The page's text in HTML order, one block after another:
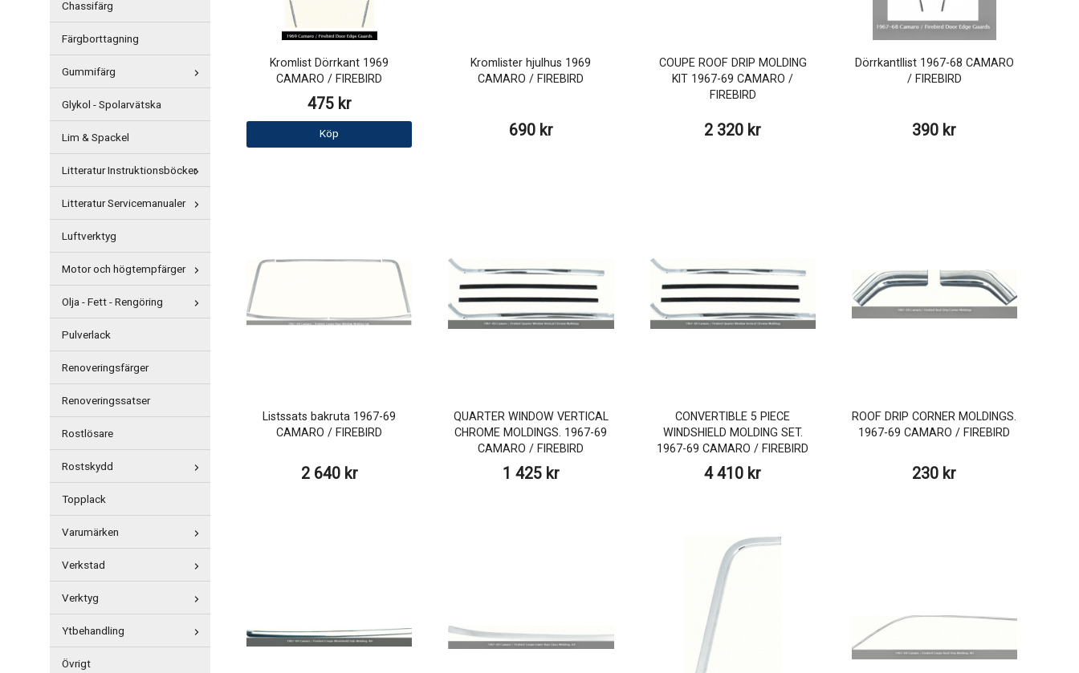
Chassifärg
Färgborttagning
Gummifärg
Glykol - Spolarvätska
Lim & Spackel
Litteratur Instruktionsböcker
Litteratur Servicemanualer
Luftverktyg
Motor och högtempfärger
Olja - Fett - Rengöring
Pulverlack
Renoveringsfärger
Renoveringssatser
Rostlösare
Rostskydd
Topplack
Varumärken
Verkstad
Verktyg
Ytbehandling
Övrigt
Kromlist Dörrkant 1969
CAMARO / FIREBIRD
475 kr
Köp
Kromlister hjulhus 1969
CAMARO / FIREBIRD
690 kr
COUPE ROOF DRIP MOLDING
KIT 1967-69 CAMARO /
FIREBIRD
2 320 kr
Dörrkantllist 1967-68 CAMARO
/ FIREBIRD
390 kr
Listssats bakruta 1967-69
CAMARO / FIREBIRD
2 640 kr
QUARTER WINDOW VERTICAL
CHROME MOLDINGS. 1967-69
CAMARO / FIREBIRD
1 425 kr
CONVERTIBLE 5 PIECE
WINDSHIELD MOLDING SET.
1967-69 CAMARO / FIREBIRD
4 410 kr
ROOF DRIP CORNER MOLDINGS.
1967-69 CAMARO / FIREBIRD
230 kr